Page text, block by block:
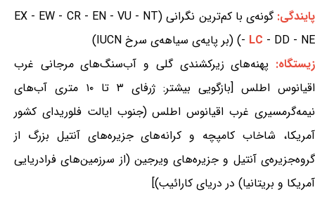
پایندگی:
گونه‌ی با کم‌ترین نگرانی (EX - EW - CR - EN - VU - NT
- LC - DD - NE) (بر پایه‌ی سیاهه‌ی سرخ IUCN)
زیستگاه: پهنه‌های زیرکشندی گلی و آب‌سنگ‌های مرجانی غرب
اقیانوس اطلس [بازگویی بیشتر: ژرفای ۳ تا ۱۰ متری آب‌های
نیمه‌گرمسیری غرب اقیانوس اطلس (جنوب ایالت فلوریدای کشور
آمریکا، شاخاب کامپچه و کرانه‌های جزیره‌های آنتیل بزرگ از
گروه‌جزیره‌ی آنتیل و جزیره‌های ویرجین (از سرزمین‌های فرادریایی
آمریکا و بریتانیا) در دریای کارائیب)]